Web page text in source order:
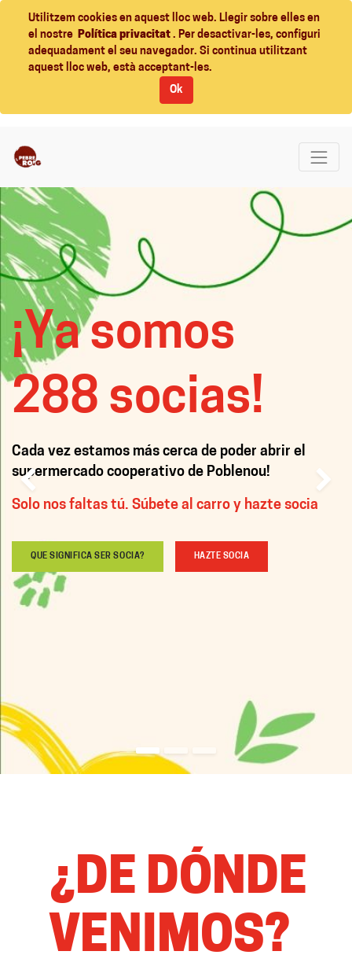
Utilitzem cookies en aquest lloc web. Llegir sobre elles en
el nostre Política privacitat . Per desactivar-les, configuri
adequadament el seu navegador. Si continua utilitzant
aquest lloc web, està acceptant-les.
Ok
¡Ya somos
288 socias!
Cada vez estamos más cerca de poder abrir el
supermercado cooperativo de Poblenou!
Solo nos faltas tú. Súbete al carro y hazte socia
QUE SIGNIFICA SER SOCIA? HAZTE SOCIA
Anterior
¿DE DÓNDE
VENIMOS?